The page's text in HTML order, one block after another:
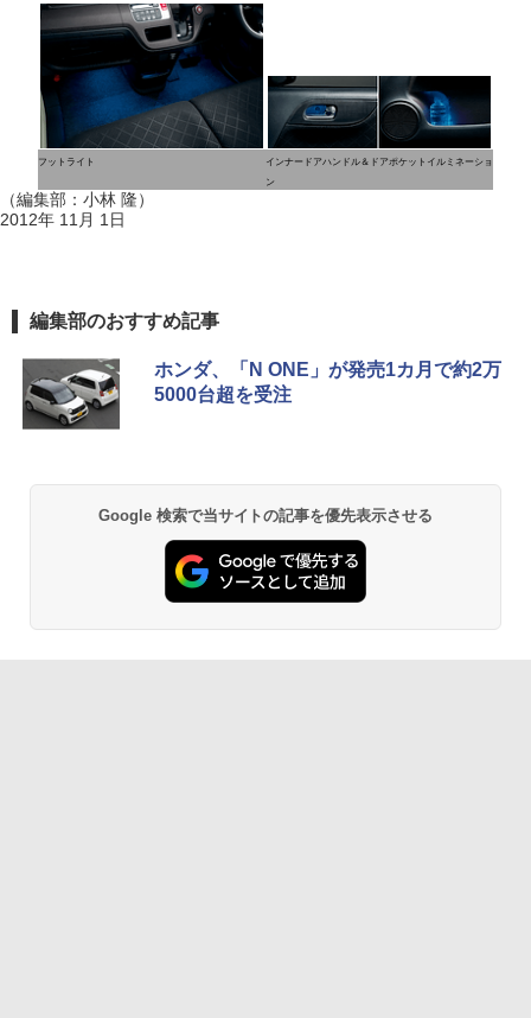
フットライト
インナードアハンドル＆ドアポケットイルミネーショ
ン
（編集部：小林 隆）
2012年 11月 1日
編集部のおすすめ記事
ホンダ、「N ONE」が発売1カ月で約2万
5000台超を受注
Google 検索で当サイトの記事を優先表示させる